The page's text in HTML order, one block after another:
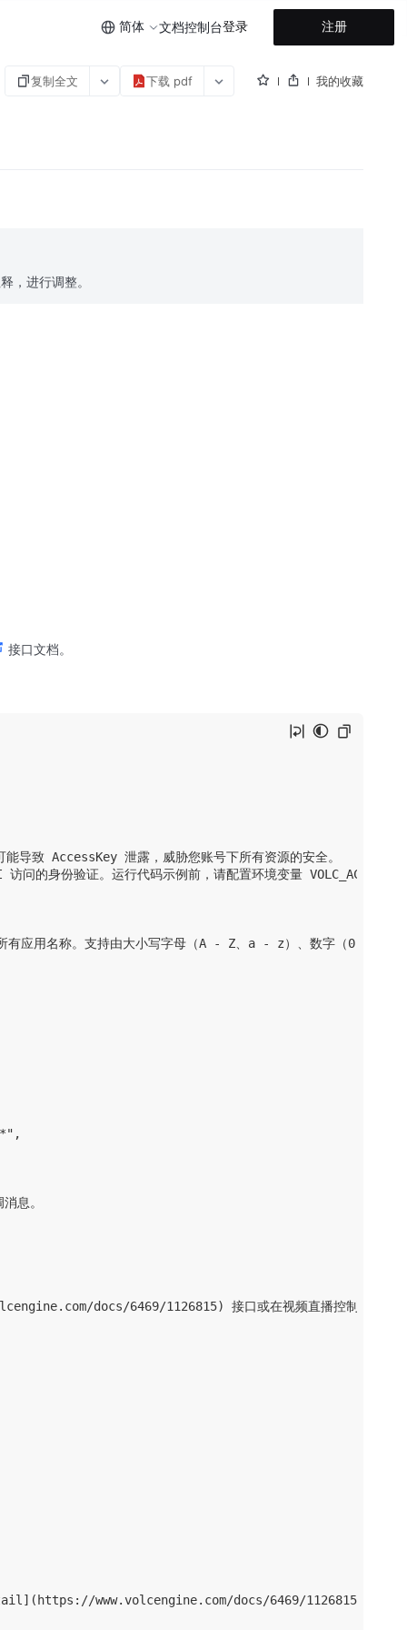
简体 文档控制台登录 注册
复制全文 下载 pdf 我的收藏
，进行调整。
接口文档。
致 AccessKey 泄露，威胁您账号下所有资源的安全。
问的身份验证。运行代码示例前，请配置环境变量
应用名称。支持由大小写字母（A - Z、a - z）、数字（0 - 9）
息。
docs/6469/1126815) 接口或在视频直播控制台的
www.volcengine.com/docs/6469/1126815) 接